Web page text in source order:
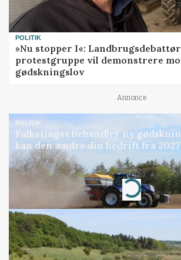
POLITIK
»Nu stopper I«:
protestgruppe vil demonstrere
gødskningslov
Annonce
POLITIK
Folketinget behandler ny
kan den ændre din bedrift fra 2027
Annonce
Loading...